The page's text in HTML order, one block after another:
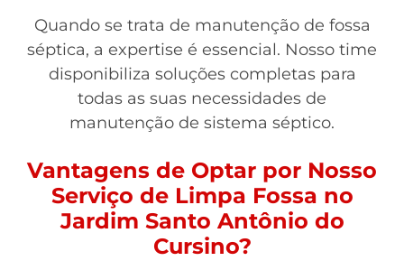
Quando se trata de manutenção de fossa
séptica, a expertise é essencial. Nosso time
disponibiliza soluções completas para
todas as suas necessidades de
manutenção de sistema séptico.
Vantagens de Optar por Nosso
Serviço de Limpa Fossa no
Jardim Santo Antônio do
Cursino?